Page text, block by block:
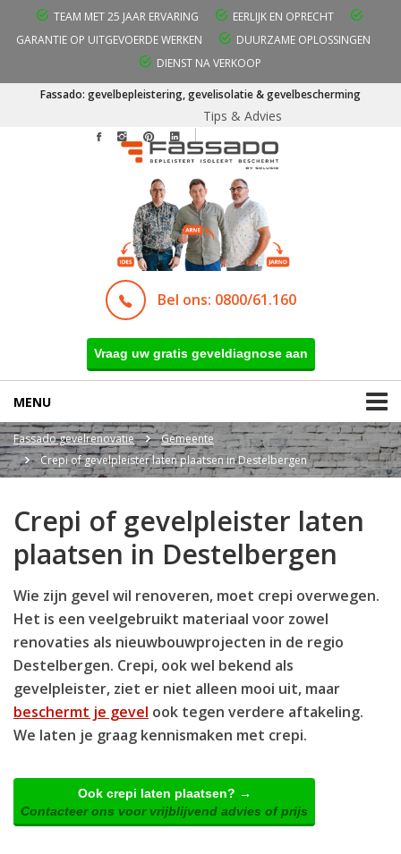
TEAM MET 25 JAAR ERVARING
EERLIJK EN OPRECHT
GARANTIE OP UITGEVOERDE WERKEN
DUURZAME OPLOSSINGEN
DIENST NA VERKOOP
Fassado: gevelbepleistering, gevelisolatie & gevelbescherming
Tips & Advies
Bel ons: 0800/61.160
Vraag uw gratis geveldiagnose aan
MENU
Fassado gevelrenovatie
Gemeente
Crepi of gevelpleister laten plaatsen in Destelbergen
Crepi of gevelpleister laten
plaatsen in Destelbergen
Wie zijn gevel wil renoveren, moet crepi overwegen.
Het is een veelgebruikt materiaal voor zowel
renovaties als nieuwbouwprojecten in de regio
Destelbergen. Crepi, ook wel bekend als
gevelpleister, ziet er niet alleen mooi uit, maar
beschermt je gevel ook tegen verdere aftakeling.
We laten je graag kennismaken met crepi.
Ook crepi laten plaatsen? →
Contacteer ons voor vrijblijvend advies of prijs